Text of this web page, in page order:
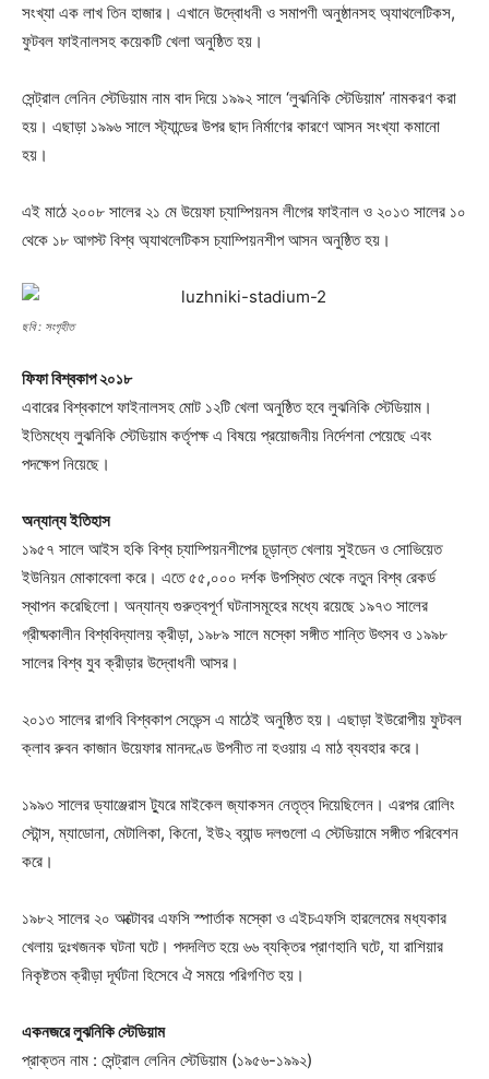
Champs21
সংখ্যা এক লাখ তিন হাজার। এখানে উদ্বোধনী ও সমাপণী অনুষ্ঠানসহ অ্যাথলেটিকস,
ফুটবল ফাইনালসহ কয়েকটি খেলা অনুষ্ঠিত হয়।
সেন্ট্রাল লেনিন স্টেডিয়াম নাম বাদ দিয়ে ১৯৯২ সালে ‘লুঝনিকি স্টেডিয়াম’ নামকরণ করা
হয়। এছাড়া ১৯৯৬ সালে স্ট্যান্ডের উপর ছাদ নির্মাণের কারণে আসন সংখ্যা কমানো
হয়।
এই মাঠে ২০০৮ সালের ২১ মে উয়েফা চ্যাম্পিয়নস লীগের ফাইনাল ও ২০১৩ সালের ১০
থেকে ১৮ আগস্ট বিশ্ব অ্যাথলেটিকস চ্যাম্পিয়নশীপ আসন অনুষ্ঠিত হয়।
ছবি : সংগৃহীত
ফিফা বিশ্বকাপ ২০১৮
এবারের বিশ্বকাপে ফাইনালসহ মোট ১২টি খেলা অনুষ্ঠিত হবে লুঝনিকি স্টেডিয়াম।
ইতিমধ্যে লুঝনিকি স্টেডিয়াম কর্তৃপক্ষ এ বিষয়ে প্রয়োজনীয় নির্দেশনা পেয়েছে এবং
পদক্ষেপ নিয়েছে।
অন্যান্য ইতিহাস
১৯৫৭ সালে আইস হকি বিশ্ব চ্যাম্পিয়নশীপের চূড়ান্ত খেলায় সুইডেন ও সোভিয়েত
ইউনিয়ন মোকাবেলা করে। এতে ৫৫,০০০ দর্শক উপস্থিত থেকে নতুন বিশ্ব রেকর্ড
স্থাপন করেছিলো। অন্যান্য গুরুত্বপূর্ণ ঘটনাসমূহের মধ্যে রয়েছে ১৯৭৩ সালের
গ্রীষ্মকালীন বিশ্ববিদ্যালয় ক্রীড়া, ১৯৮৯ সালে মস্কো সঙ্গীত শান্তি উৎসব ও ১৯৯৮
সালের বিশ্ব যুব ক্রীড়ার উদ্বোধনী আসর।
২০১৩ সালের রাগবি বিশ্বকাপ সেভেন্স এ মাঠেই অনুষ্ঠিত হয়। এছাড়া ইউরোপীয় ফুটবল
ক্লাব রুবন কাজান উয়েফার মানদণ্ডে উপনীত না হওয়ায় এ মাঠ ব্যবহার করে।
১৯৯৩ সালের ড্যাঞ্জেরাস ট্যুরে মাইকেল জ্যাকসন নেতৃত্ব দিয়েছিলেন। এরপর রোলিং
স্টোন্স, ম্যাডোনা, মেটালিকা, কিনো, ইউ২ ব্যান্ড দলগুলো এ স্টেডিয়ামে সঙ্গীত পরিবেশন
করে।
১৯৮২ সালের ২০ অক্টোবর এফসি স্পার্তাক মস্কো ও এইচএফসি হারলেমের মধ্যকার
খেলায় দুঃখজনক ঘটনা ঘটে। পদদলিত হয়ে ৬৬ ব্যক্তির প্রাণহানি ঘটে, যা রাশিয়ার
নিকৃষ্টতম ক্রীড়া দূর্ঘটনা হিসেবে ঐ সময়ে পরিগণিত হয়।
একনজরে লুঝনিকি স্টেডিয়াম
প্রাক্তন নাম : সেন্ট্রাল লেনিন স্টেডিয়াম (১৯৫৬-১৯৯২)